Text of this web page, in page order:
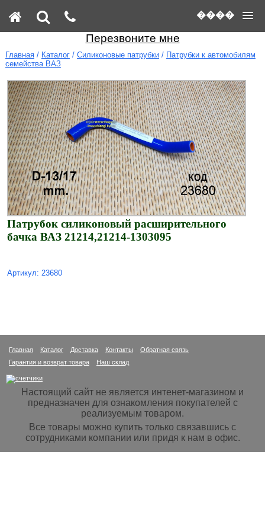
����
Перезвоните мне
Главная/ Каталог/ Силиконовые патрубки/ Патрубки к автомобилям
семейства ВАЗ
Патрубок силиконовый расширительного
бачка ВАЗ 21214,21214-1303095
Артикул: 23680
Главная Каталог Доставка Контакты
Обратная связь
Гарантия и возврат товара
Наш склад
Настоящий сайт не является интенет-магазином и
предназначен для ознакомления покупателей с
реализуемым товаром.
Все товары можно купить только связавшись с
сотрудниками компании или придя к нам в офис.